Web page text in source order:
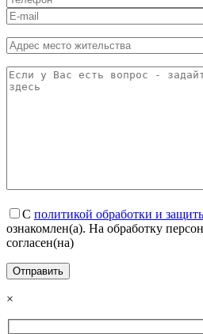
С политикой обработки и
ознакомлен(а). На обработку
согласен(на)
×